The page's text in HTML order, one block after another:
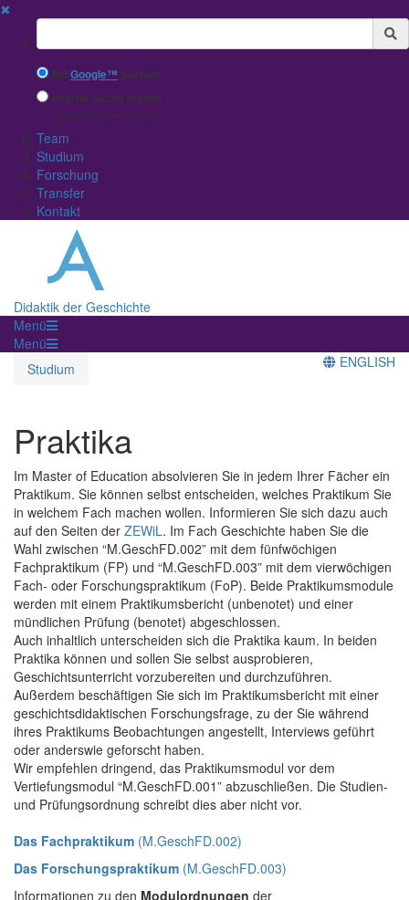
✖
Suchbegriff
MitGoogle™ suchen
Interne Suche nutzen
(eingeschränkte Ergebnisqualität)
Team
Studium
Forschung
Transfer
Kontakt
Didaktik der Geschichte
Menü
Menü
Studium
ENGLISH
Praktika
Im Master of Education absolvieren Sie in jedem Ihrer Fächer ein
Praktikum. Sie können selbst entscheiden, welches Praktikum Sie
in welchem Fach machen wollen. Informieren Sie sich dazu auch
auf den Seiten der ZEWiL. Im Fach Geschichte haben Sie die
Wahl zwischen “M.GeschFD.002” mit dem fünfwöchigen
Fachpraktikum (FP) und “M.GeschFD.003” mit dem vierwöchigen
Fach- oder Forschungspraktikum (FoP). Beide Praktikumsmodule
werden mit einem Praktikumsbericht (unbenotet) und einer
mündlichen Prüfung (benotet) abgeschlossen.
Auch inhaltlich unterscheiden sich die Praktika kaum. In beiden
Praktika können und sollen Sie selbst ausprobieren,
Geschichtsunterricht vorzubereiten und durchzuführen.
Außerdem beschäftigen Sie sich im Praktikumsbericht mit einer
geschichtsdidaktischen Forschungsfrage, zu der Sie während
ihres Praktikums Beobachtungen angestellt, Interviews geführt
oder anderswie geforscht haben.
Wir empfehlen dringend, das Praktikumsmodul vor dem
Vertiefungsmodul “M.GeschFD.001” abzuschließen. Die Studien-
und Prüfungsordnung schreibt dies aber nicht vor.
Das Fachpraktikum (M.GeschFD.002)
Das Forschungspraktikum (M.GeschFD.003)
Informationen zu den Modulordnungen der